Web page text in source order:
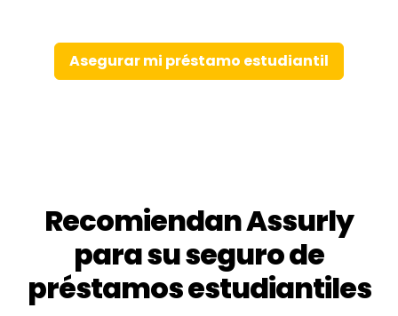
Asegurar mi préstamo estudiantil
Recomiendan Assurly
para su seguro de
préstamos estudiantiles